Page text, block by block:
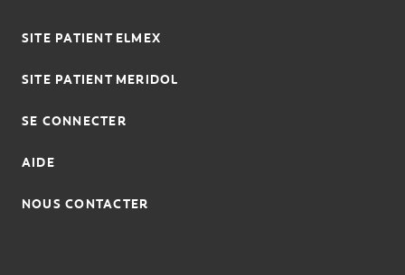
SITE PATIENT ELMEX
SITE PATIENT MERIDOL
SE CONNECTER
AIDE
NOUS CONTACTER